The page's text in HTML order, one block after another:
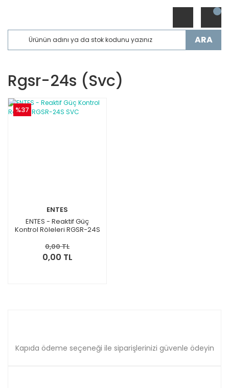
ARA
Rgsr-24s (svc)
%37
ENTES
ENTES - Reaktif Güç
Kontrol Röleleri RGSR-24S
0,00 TL
0,00 TL
Kapıda ödeme seçeneği ile siparişlerinizi güvenle ödeyin